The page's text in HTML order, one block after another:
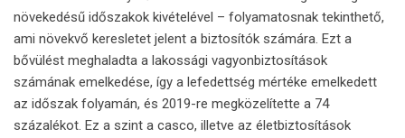
növekedésű időszakok kivételével – folyamatosnak tekinthető,
ami növekvő keresletet jelent a biztosítók számára. Ezt a
bővülést meghaladta a lakossági vagyonbiztosítások
számának emelkedése, így a lefedettség mértéke emelkedett
az időszak folyamán, és 2019-re megközelítette a 74
százalékot. Ez a szint a casco, illetve az életbiztosítások